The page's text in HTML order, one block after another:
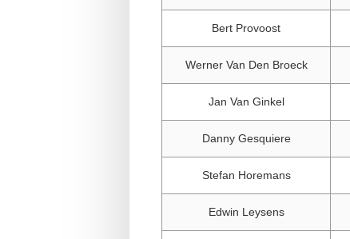
Bert Provoost
Werner Van Den Broeck
Jan Van Ginkel
Danny Gesquiere
Stefan Horemans
Edwin Leysens